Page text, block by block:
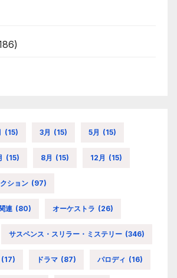
(15) 3月 (15) 5月 (15)
(15) 8月 (15) 12月 (15)
ション (97)
連 (80) オーケストラ (26)
サスペンス・スリラー・ミステリー (346)
(17) ドラマ (87) パロディ (16)